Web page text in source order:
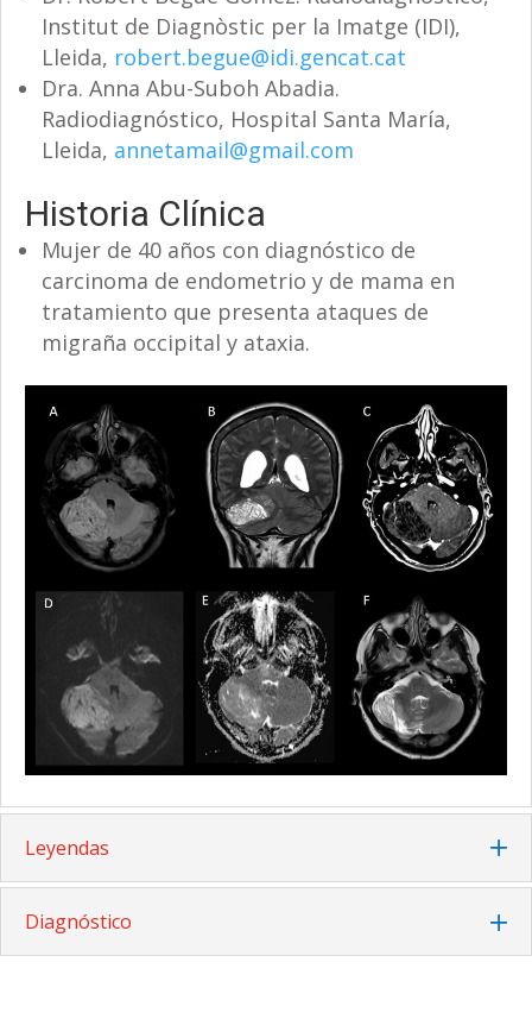
Institut de Diagnòstic per la Imatge (IDI),
Lleida, robert.begue@idi.gencat.cat
Dra. Anna Abu-Suboh Abadia.
Radiodiagnóstico, Hospital Santa María,
Lleida, annetamail@gmail.com
Historia Clínica
Mujer de 40 años con diagnóstico de
carcinoma de endometrio y de mama en
tratamiento que presenta ataques de
migraña occipital y ataxia.
Leyendas
Diagnóstico